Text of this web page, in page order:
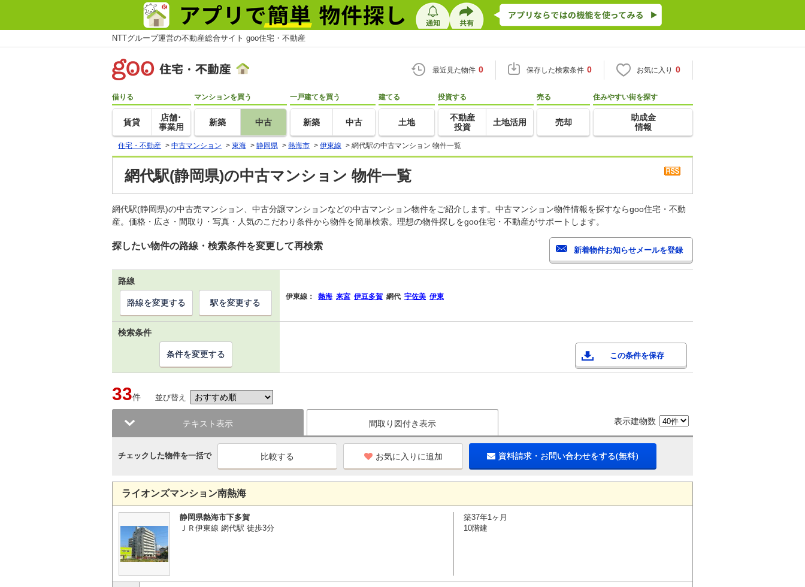
NTTグループ運営の不動産総合サイト goo住宅・不動産
最近見た物件 0 保存した検索条件 0 お気に入り 0
借りる
賃貸
店舗･
事業用
マンションを買う
新築 中古
一戸建てを買う
新築 中古
建てる
土地
投資する
不動産
投資
土地活用
売る
売却
住みやすい街を探す
助成金
情報
住宅・不動産 > 中古マンション > 東海 > 静岡県 > 熱海市 > 伊東線 > 網代駅の中古マンション 物件一覧
網代駅(静岡県)の中古マンション 物件一覧
網代駅(静岡県)の中古売マンション、中古分譲マンションなどの中古マンション物件をご紹介します。中古マンション物件情報を探すならgoo住宅・不動
産。価格・広さ・間取り・写真・人気のこだわり条件から物件を簡単検索。理想の物件探しをgoo住宅・不動産がサポートします。
探したい物件の路線・検索条件を変更して再検索
路線
伊東線： 熱海 来宮 伊豆多賀 網代 宇佐美 伊東
路線を変更する 駅を変更する
検索条件
この条件を保存
条件を変更する
33件 並び替え
テキスト表示 間取り図付き表示 表示建物数
チェックした物件を一括で お気に入りに追加 資料請求・お問い合わせをする(無料)
ライオンズマンション南熱海
静岡県熱海市下多賀
ＪＲ伊東線 網代駅 徒歩3分
築37年1ヶ月
10階建